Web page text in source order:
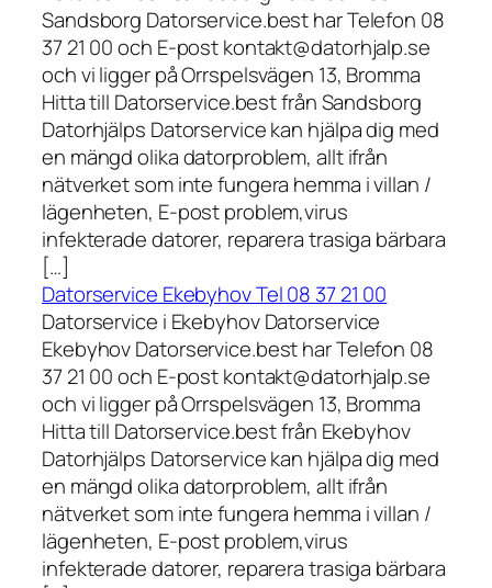
Sandsborg Datorservice.best har Telefon 08
37 21 00 och E-post kontakt@datorhjalp.se
och vi ligger på Orrspelsvägen 13, Bromma
Hitta till Datorservice.best från Sandsborg
Datorhjälps Datorservice kan hjälpa dig med
en mängd olika datorproblem, allt ifrån
nätverket som inte fungera hemma i villan /
lägenheten, E-post problem,virus
infekterade datorer, reparera trasiga bärbara
[…]
Datorservice Ekebyhov Tel 08 37 21 00
Datorservice i Ekebyhov Datorservice
Ekebyhov Datorservice.best har Telefon 08
37 21 00 och E-post kontakt@datorhjalp.se
och vi ligger på Orrspelsvägen 13, Bromma
Hitta till Datorservice.best från Ekebyhov
Datorhjälps Datorservice kan hjälpa dig med
en mängd olika datorproblem, allt ifrån
nätverket som inte fungera hemma i villan /
lägenheten, E-post problem,virus
infekterade datorer, reparera trasiga bärbara